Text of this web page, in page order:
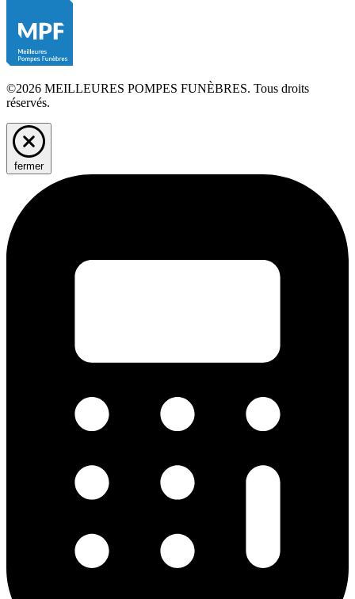
©2026 MEILLEURES POMPES FUNÈBRES. Tous droits
réservés.
fermer